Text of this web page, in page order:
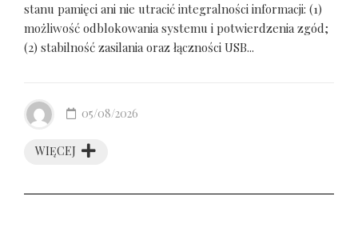
stanu pamięci ani nie utracić integralności informacji: (1)
możliwość odblokowania systemu i potwierdzenia zgód;
(2) stabilność zasilania oraz łączności USB...
WIĘCEJ
05/08/2026